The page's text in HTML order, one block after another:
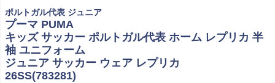
ポルトガル代表 ジュニア
プーマ PUMA
キッズ サッカー ポルトガル代表 ホーム レプリカ 半
袖 ユニフォーム
ジュニア サッカー ウェア レプリカ
26SS(783281)